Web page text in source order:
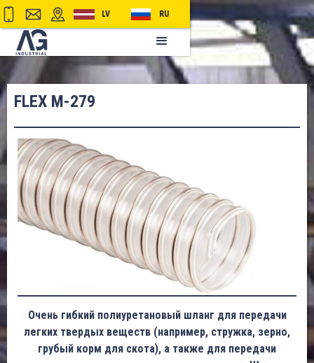
LV RU
FLEX M-279
Очень гибкий полиуретановый шланг для передачи
легких твердых веществ (например, стружка, зерно,
грубый корм для скота), а также для передачи